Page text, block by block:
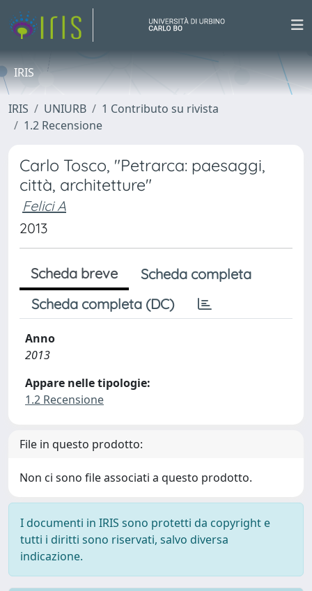
IRIS
IRIS UNIURB
1 Contributo su rivista
1.2 Recensione
Carlo Tosco, "Petrarca: paesaggi,
città, architetture"
Felici A
2013
Scheda breve
Scheda completa
Scheda completa (DC)
Anno
2013
Appare nelle tipologie:
1.2 Recensione
File in questo prodotto:
Non ci sono file associati a questo prodotto.
I documenti in IRIS sono protetti da copyright e
tutti i diritti sono riservati, salvo diversa
indicazione.